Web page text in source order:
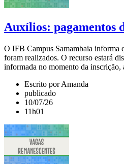
Auxílios: pagamentos
O IFB Campus Samambaia informa
foram realizados. O recurso estará
informada no momento da inscrição,
Escrito por Amanda
publicado
10/07/26
11h01